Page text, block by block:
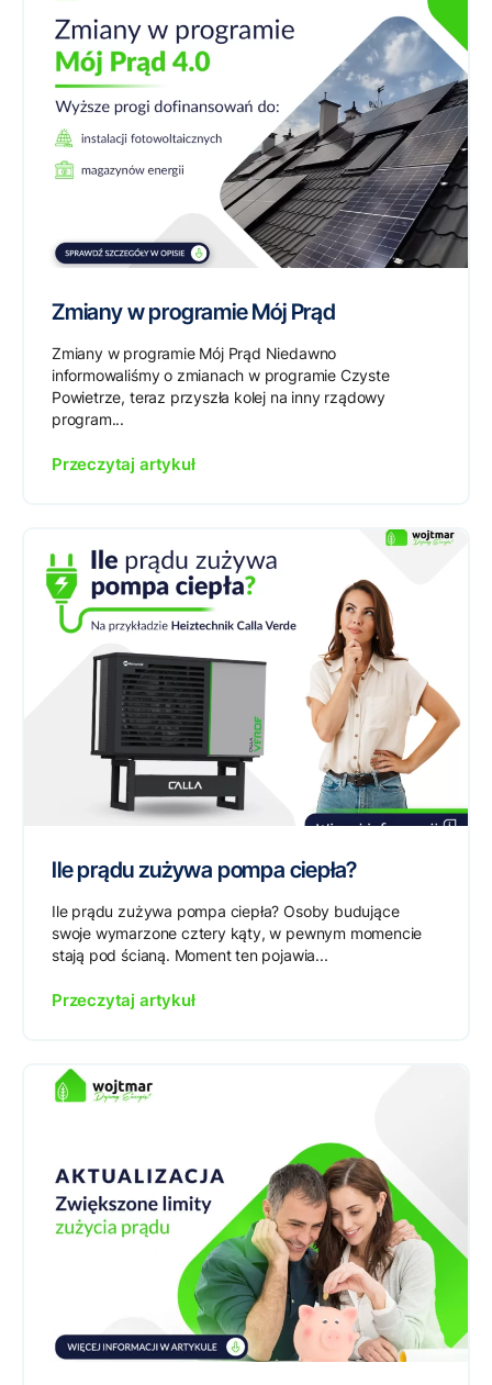
Zmiany w programie Mój Prąd
Zmiany w programie Mój Prąd Niedawno
informowaliśmy o zmianach w programie Czyste
Powietrze, teraz przyszła kolej na inny rządowy
program...
Przeczytaj artykuł
Ile prądu zużywa pompa ciepła?
Ile prądu zużywa pompa ciepła? Osoby budujące
swoje wymarzone cztery kąty, w pewnym momencie
stają pod ścianą. Moment ten pojawia...
Przeczytaj artykuł